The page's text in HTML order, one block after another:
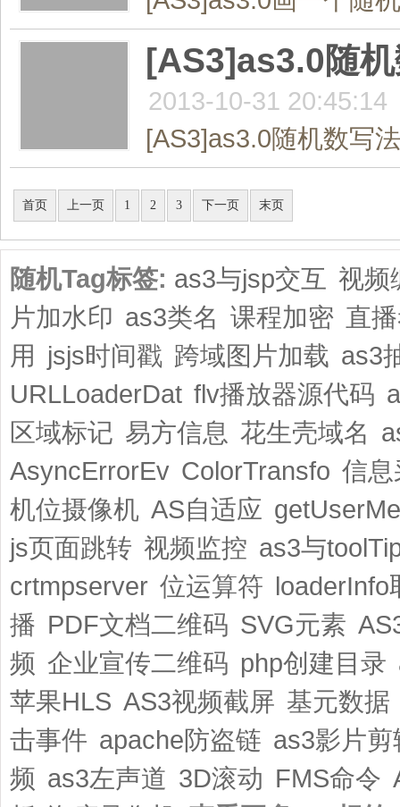
[AS3]as3.0随
2013-10-31 20:45:14
[AS3]as3.0随机数写
首页 上一页 1 2 3 下一页 末页
随机Tag标签: as3与jsp交互 视频
片加水印 as3类名 课程加密 直
用 jsjs时间戳 跨域图片加载 as3
URLLoaderDat flv播放器源代码
区域标记 易方信息 花生壳域名
AsyncErrorEv ColorTransfo 信
机位摄像机 AS自适应
js页面跳转 视频监控 as3与
crtmpserver 位运算符 loaderInfo
播 PDF文档二维码 SVG元素
频 企业宣传二维码 php创建目录
苹果HLS AS3视频截屏 基元数据
击事件 apache防盗链 as3影片剪
频 as3左声道 3D滚动 FMS命令